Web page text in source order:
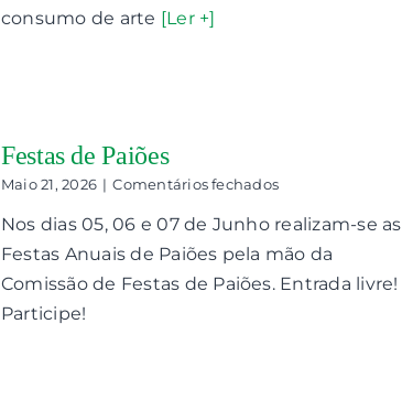
consumo de arte [Ler +]
Festas de Paiões
Maio 21, 2026 | Comentários fechadosem
de
Paiões
Nos dias 05, 06 e 07 de Junho realizam-se as
Festas Anuais de Paiões pela mão da
Comissão de Festas de Paiões. Entrada livre!
Participe!